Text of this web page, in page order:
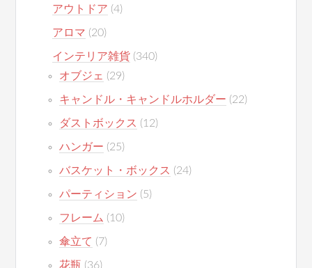
アウトドア (4)
アロマ (20)
インテリア雑貨 (340)
オブジェ (29)
キャンドル・キャンドルホルダー (22)
ダストボックス (12)
ハンガー (25)
バスケット・ボックス (24)
パーティション (5)
フレーム (10)
傘立て (7)
花瓶 (36)